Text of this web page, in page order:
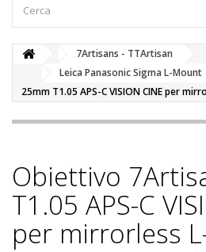
7Artisans - TTArtisan
Leica Panasonic Sigma L-Mount
25mm T1.05 APS-C VISION CINE per
Obiettivo
T1.05 APS-C
per mirrorless